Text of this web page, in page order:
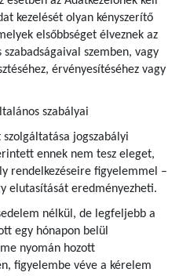
kezelését olyan kényszerítő
elsőbbséget élveznek az
szemben, vagy
érvényesítéséhez vagy
szabályai
jogszabályi
ennek nem tesz eleget,
rendelkezéseire figyelemmel –
elutasítását eredményezheti.
nélkül, de legfeljebb a
egy hónapon belül
nyomán hozott
figyelembe véve a kérelem